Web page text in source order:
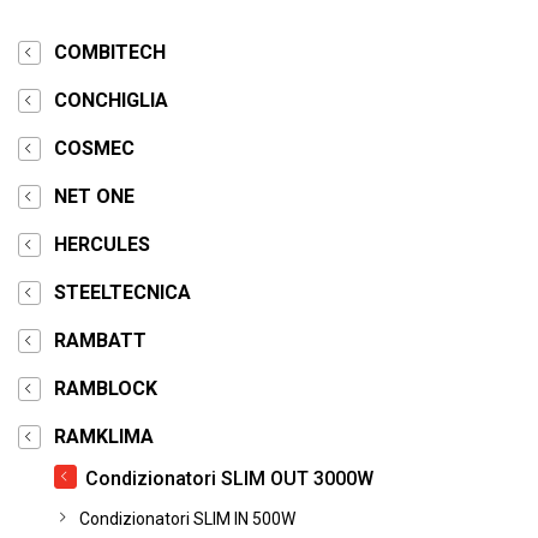
COMBITECH
CONCHIGLIA
COSMEC
NET ONE
HERCULES
STEELTECNICA
RAMBATT
RAMBLOCK
RAMKLIMA
Condizionatori SLIM OUT 3000W
Condizionatori SLIM IN 500W